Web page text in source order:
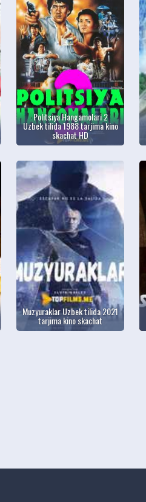
Politsiya Hangamolari 2
Uzbek tilida 1988 tarjima kino
skachat HD
Muzyuraklar Uzbek tilida 2021
tarjima kino skachat